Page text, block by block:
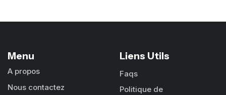
Menu
A propos
Nous contactez
Liens Utils
Faqs
Politique de